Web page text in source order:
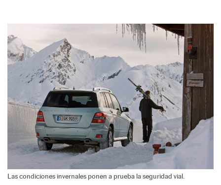
Las condiciones invernales ponen a prueba la seguridad vial.